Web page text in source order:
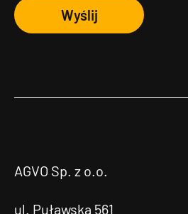
Wyślij
AGVO Sp. z o.o.
ul. Puławska 561